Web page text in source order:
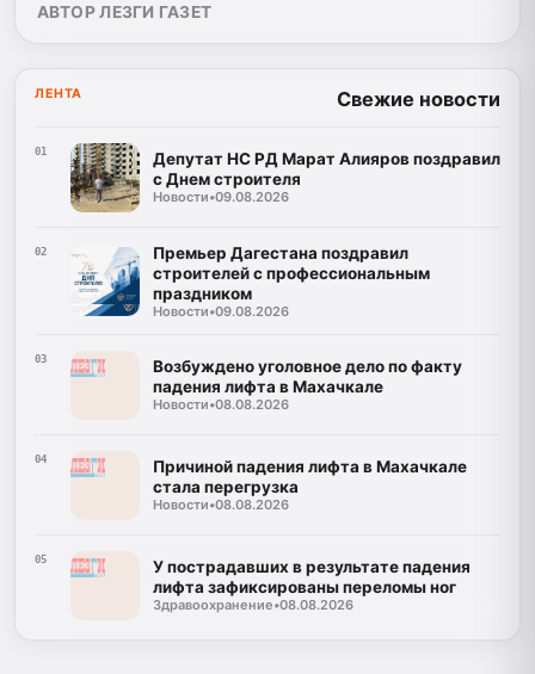
АВТОР ЛЕЗГИ ГАЗЕТ
ЛЕНТА Свежие новости
01
Депутат НС РД Марат Алияров поздравил
с Днем строителя
Новости•09.08.2026
02
Премьер Дагестана поздравил
строителей с профессиональным
праздником
Новости•09.08.2026
03
Возбуждено уголовное дело по факту
падения лифта в Махачкале
Новости•08.08.2026
04
Причиной падения лифта в Махачкале
стала перегрузка
Новости•08.08.2026
05
У пострадавших в результате падения
лифта зафиксированы переломы ног
Здравоохранение•08.08.2026